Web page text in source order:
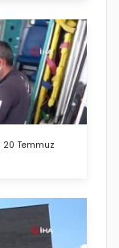
20 Temmuz